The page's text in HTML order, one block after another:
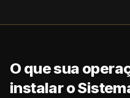
O que sua
instalar o